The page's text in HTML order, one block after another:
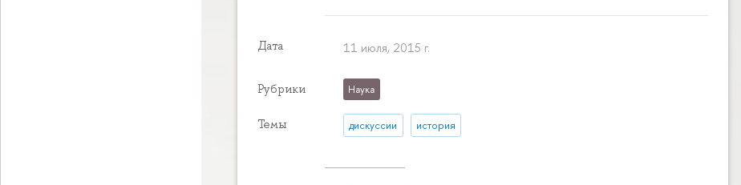
Дата 11 июля, 2015 г.
Рубрики Наука
Темы дискуссии история